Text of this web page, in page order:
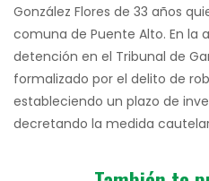
González Flores de 33 años
comuna de Puente Alto. En la
detención en el Tribunal de
formalizado por el delito de
estableciendo un plazo de
decretando la medida